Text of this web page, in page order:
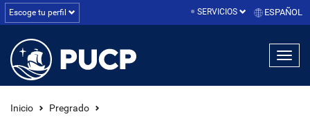
Escoge tu perfil SERVICIOS ESPAÑOL
Inicio Pregrado